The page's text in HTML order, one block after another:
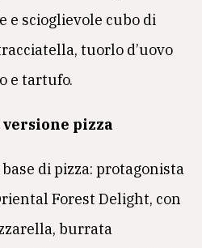
e scioglievole cubo di
tuorlo d’uovo
e tartufo.
pizza
di pizza: protagonista
Forest Delight, con
burrata